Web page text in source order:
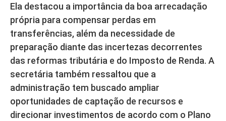
Ela destacou a importância da boa arrecadação
própria para compensar perdas em
transferências, além da necessidade de
preparação diante das incertezas decorrentes
das reformas tributária e do Imposto de Renda. A
secretária também ressaltou que a
administração tem buscado ampliar
oportunidades de captação de recursos e
direcionar investimentos de acordo com o Plano